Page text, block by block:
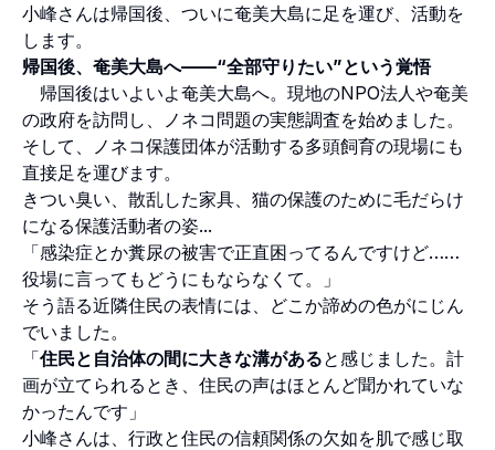
小峰さんは帰国後、ついに奄美大島に足を運び、活動を
します。
帰国後、奄美大島へ——“全部守りたい”という覚悟
帰国後はいよいよ奄美大島へ。現地のNPO法人や奄美
の政府を訪問し、ノネコ問題の実態調査を始めました。
そして、ノネコ保護団体が活動する多頭飼育の現場にも
直接足を運びます。
きつい臭い、散乱した家具、猫の保護のために毛だらけ
になる保護活動者の姿...
「感染症とか糞尿の被害で正直困ってるんですけど……
役場に言ってもどうにもならなくて。」
そう語る近隣住民の表情には、どこか諦めの色がにじん
でいました。
「住民と自治体の間に大きな溝があると感じました。計
画が立てられるとき、住民の声はほとんど聞かれていな
かったんです」
小峰さんは、行政と住民の信頼関係の欠如を肌で感じ取